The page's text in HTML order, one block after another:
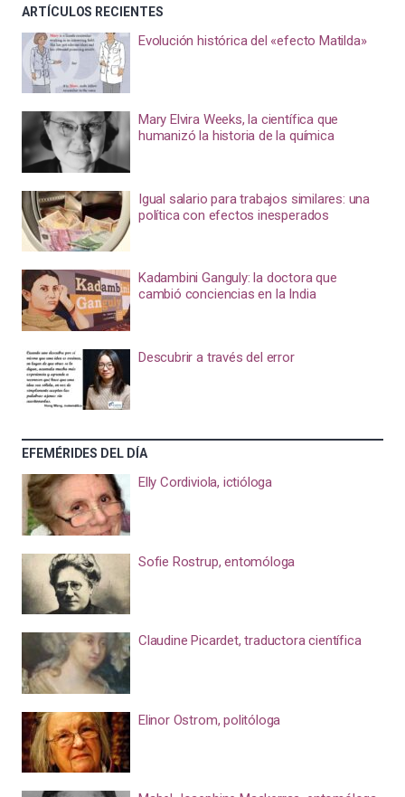
ARTÍCULOS RECIENTES
Evolución histórica del «efecto Matilda»
Mary Elvira Weeks, la científica que
humanizó la historia de la química
Igual salario para trabajos similares: una
política con efectos inesperados
Kadambini Ganguly: la doctora que
cambió conciencias en la India
Descubrir a través del error
EFEMÉRIDES DEL DÍA
Elly Cordiviola, ictióloga
Sofie Rostrup, entomóloga
Claudine Picardet, traductora científica
Elinor Ostrom, politóloga